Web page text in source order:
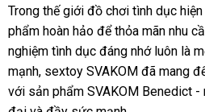
Trong thế giới đồ chơi tình dục
phẩm hoàn hảo giá
bán
để thỏa mãn nhu
nghiệm tình dục đáng nhớ luôn là
mạnhđánh
giá
, sextoy SVAKOM nhập
khẩu
đã mang
với sản phẩm SVAKOM Benedict